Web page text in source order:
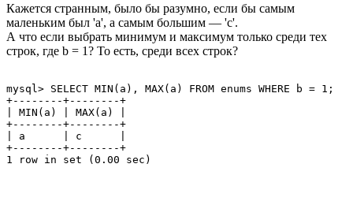
Кажется странным, было бы разумно, если бы самым
маленьким был 'a', а самым большим — 'c'.
А что если выбрать минимум и максимум только среди тех
строк, где b = 1? То есть, среди всех строк?
mysql> SELECT MIN(a), MAX(a) FROM enums WHERE b = 1;
+--------+--------+
| MIN(a) | MAX(a) |
+--------+--------+
| a      | c      |
+--------+--------+